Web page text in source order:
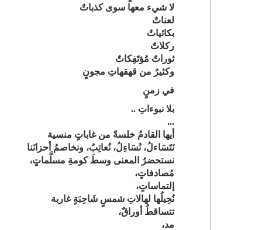
لا شيء معها سوى كذباتٌ
لعناتٌ
بكائياتٌ
ركلاتٌ
ثوراتٌ مُؤتَفِكاتٌ
وكثيرٌ من قهقهاتِ مجونٍ
في زمنٍ
بلا نبوءاتِ ..
...
أيها القادمُ خلسةً من غاباتٍ منسية
نَتَسَاءلُ، نُسَاءِلُ، نُعاتِبُ، ونخاصمُ أحزانَنا
نستحضرُ المعنى وسطَ كومةِ مسلَّماتٍ،
مُصادفاتٍ،
إلتماساتٍ،
نُحِيلُها لهالاتِ شمسٍ شَاحِبَةٍ غاربة
تتساقطُ أوراقٌ،
مد،